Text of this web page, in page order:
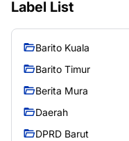
Label List
Barito Kuala
Barito Timur
Berita Mura
Daerah
DPRD Barut